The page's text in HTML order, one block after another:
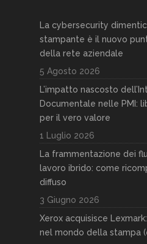
La cybersecurity
stampante è il nuovo
della rete aziendale
5 Agosto 2026
L’impatto nascosto
Documentale nelle PMI:
per il vero valore
1 Luglio 2026
La frammentazione dei
lavoro ibrido: come
diffuso
3 Giugno 2026
Xerox acquisisce
nel mondo della stampa